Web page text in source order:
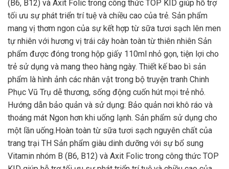
(B6, B12) và Axit Folic trong công thức TOP KID giúp hỗ trợ
tối ưu sự phát triển trí tuệ và chiều cao của trẻ. Sản phẩm
mang vị thơm ngon của sự kết hợp từ sữa tươi sạch lên men
tự nhiên với hương vị trái cây hoàn toàn từ thiên nhiên Sản
phẩm được đóng trong hộp giấy 110ml nhỏ gọn, tiện lợi cho
trẻ sử dụng và mang theo hàng ngày. Thiết kế bao bì sản
phẩm là hình ảnh các nhân vật trong bộ truyện tranh Chinh
Phục Vũ Trụ dễ thương, sống động cuốn hút mọi trẻ nhỏ.
Hướng dẫn bảo quản và sử dụng: Bảo quản nơi khô ráo và
thoáng mát Ngon hơn khi uống lạnh. Sản phẩm sử dụng cho
một lần uống.Hoàn toàn từ sữa tươi sạch nguyên chất của
trang trại TH Sản phẩm giàu dinh dưỡng với sự bổ sung
Vitamin nhóm B (B6, B12) và Axit Folic trong công thức TOP